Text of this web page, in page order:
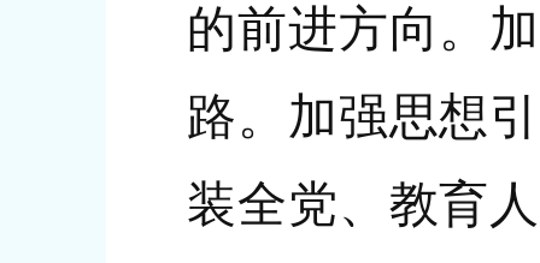
的前进方向。
路。加强思想
装全党、教育